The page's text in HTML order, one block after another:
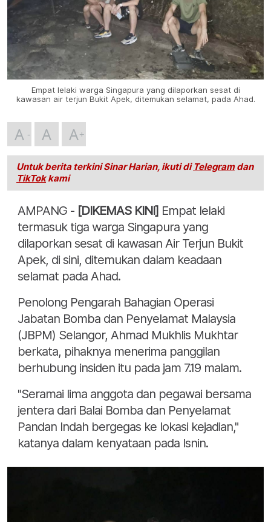
Empat lelaki warga Singapura yang dilaporkan sesat di
kawasan air terjun Bukit Apek, ditemukan selamat, pada Ahad.
A A A
Untuk berita terkini Sinar Harian, ikuti di Telegramdan
TikTokkami
AMPANG - [DIKEMAS KINI] Empat lelaki
termasuk tiga warga Singapura yang
dilaporkan sesat di kawasan Air Terjun Bukit
Apek, di sini, ditemukan dalam keadaan
selamat pada Ahad.
Penolong Pengarah Bahagian Operasi
Jabatan Bomba dan Penyelamat Malaysia
(JBPM) Selangor, Ahmad Mukhlis Mukhtar
berkata, pihaknya menerima panggilan
berhubung insiden itu pada jam 7.19 malam.
"Seramai lima anggota dan pegawai bersama
jentera dari Balai Bomba dan Penyelamat
Pandan Indah bergegas ke lokasi kejadian,"
katanya dalam kenyataan pada Isnin.